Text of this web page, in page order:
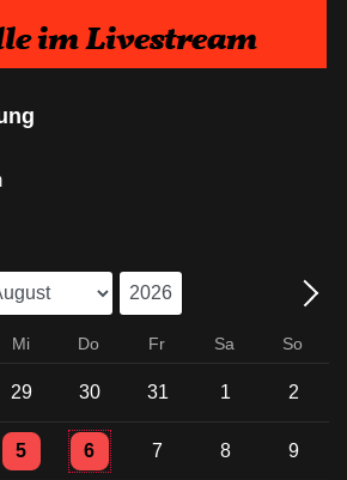
Mi Do Fr Sa So
29 30 31 1 2
5
Einzelne Veranstaltung
6
Einzelne Veranstaltung
7 8 9